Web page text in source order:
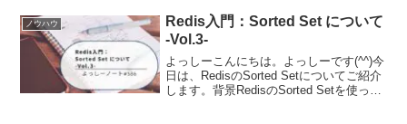
います。バックアップ使用したコマンド
は下記にな...
ノウハウ
Redis入門：Sorted Set について
-Vol.3-
よっしーこんにちは。よっしーです(^^)今
日は、RedisのSorted Setについてご紹介
します。背景RedisのSorted Setを使った